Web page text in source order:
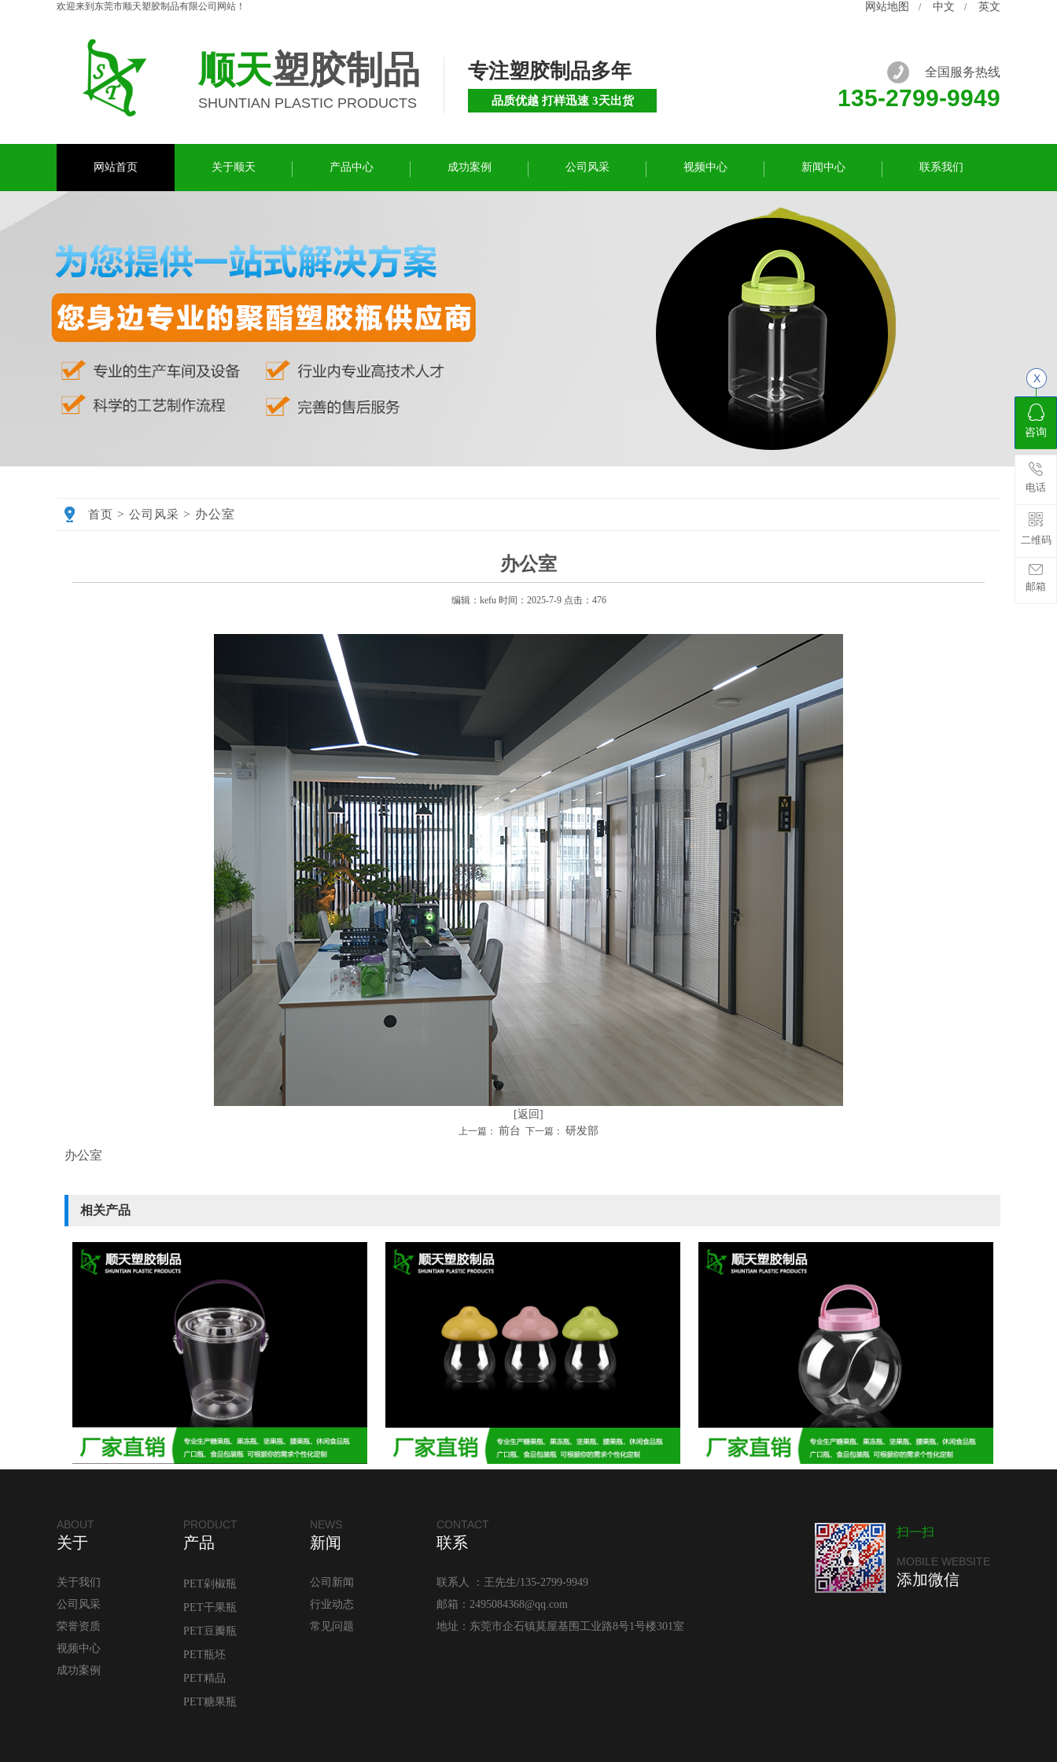
欢迎来到东莞市顺天塑胶制品有限公司网站！ 网站地图 / 中文 / 英文
顺天塑胶制品
SHUNTIAN PLASTIC PRODUCTS
专注塑胶制品多年
品质优越 打样迅速 3天出货
全国服务热线
135-2799-9949
网站首页 关于顺天 产品中心 成功案例 公司风采 视频中心 新闻中心 联系我们
首页 > 公司风采 > 办公室
办公室
编辑：kefu 时间：2025-7-9 点击：476
[返回]
上一篇： 前台 下一篇： 研发部
办公室
相关产品
ABOUT
关于
关于我们
公司风采
荣誉资质
视频中心
成功案例
PRODUCT
产品
PET剁椒瓶
PET干果瓶
PET豆瓣瓶
PET瓶坯
PET精品
PET糖果瓶
NEWS
新闻
公司新闻
行业动态
常见问题
CONTACT
联系
联系人 ：王先生/135-2799-9949
邮箱：2495084368@qq.com
地址：东莞市企石镇莫屋基围工业路8号1号楼301室
扫一扫
MOBILE WEBSITE
添加微信
咨询
电话
二维码
邮箱